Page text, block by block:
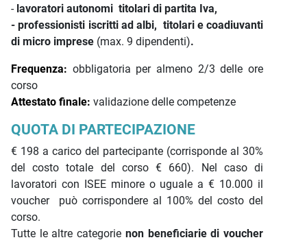
- lavoratori autonomi titolari di partita Iva,
- professionisti iscritti ad albi, titolari e coadiuvanti
di micro imprese (max. 9 dipendenti).
Frequenza: obbligatoria per almeno 2/3 delle ore
corso
Attestato finale: validazione delle competenze
QUOTA DI PARTECIPAZIONE
€ 198 a carico del partecipante (corrisponde al 30%
del costo totale del corso € 660). Nel caso di
lavoratori con ISEE minore o uguale a € 10.000 il
voucher può corrispondere al 100% del costo del
corso.
Tutte le altre categorie non beneficiarie di voucher